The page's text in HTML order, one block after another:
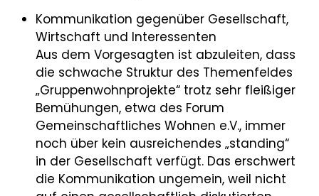
Kommunikation gegenüber Gesellschaft,
Wirtschaft und Interessenten
Aus dem Vorgesagten ist abzuleiten, dass
die schwache Struktur des Themenfeldes
„Gruppenwohnprojekte“ trotz sehr fleißiger
Bemühungen, etwa des Forum
Gemeinschaftliches Wohnen e.V., immer
noch über kein ausreichendes „standing“
in der Gesellschaft verfügt. Das erschwert
die Kommunikation ungemein, weil nicht